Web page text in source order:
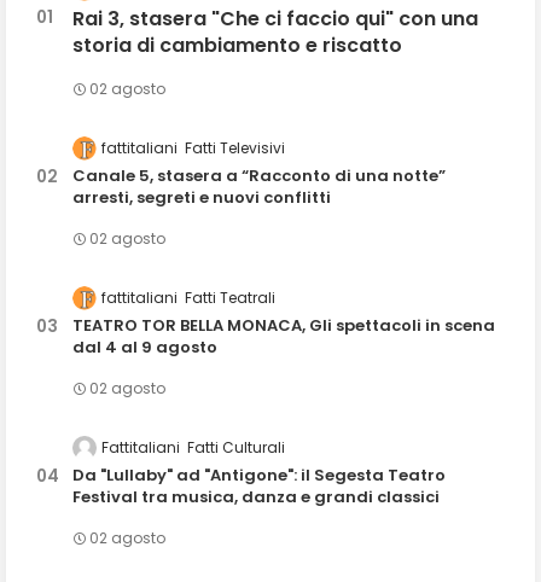
Rai 3, stasera "Che ci faccio qui" con una
storia di cambiamento e riscatto
02 agosto
fattitaliani Fatti Televisivi
Canale 5, stasera a “Racconto di una notte”
arresti, segreti e nuovi conflitti
02 agosto
fattitaliani Fatti Teatrali
TEATRO TOR BELLA MONACA, Gli spettacoli in scena
dal 4 al 9 agosto
02 agosto
Fattitaliani Fatti Culturali
Da "Lullaby" ad "Antigone": il Segesta Teatro
Festival tra musica, danza e grandi classici
02 agosto